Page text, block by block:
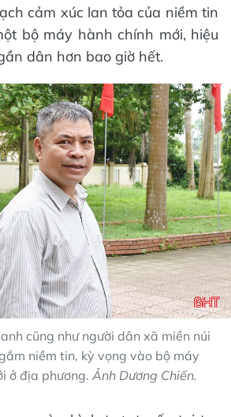
cảm xúc lan tỏa của niềm tin
bộ máy hành chính mới, hiệu
dân hơn bao giờ hết.
cũng như người dân xã miền núi
niềm tin, kỳ vọng vào bộ máy
ở địa phương. Ảnh Dương Chiến.